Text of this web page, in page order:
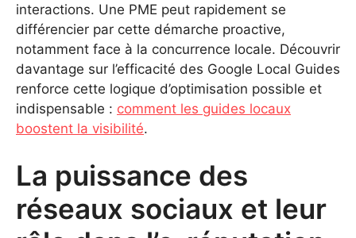
interactions. Une PME peut rapidement se
différencier par cette démarche proactive,
notamment face à la concurrence locale. Découvrir
davantage sur l’efficacité des Google Local Guides
renforce cette logique d’optimisation possible et
indispensable : comment les guides locaux
boostent la visibilité.
La puissance des
réseaux sociaux et leur